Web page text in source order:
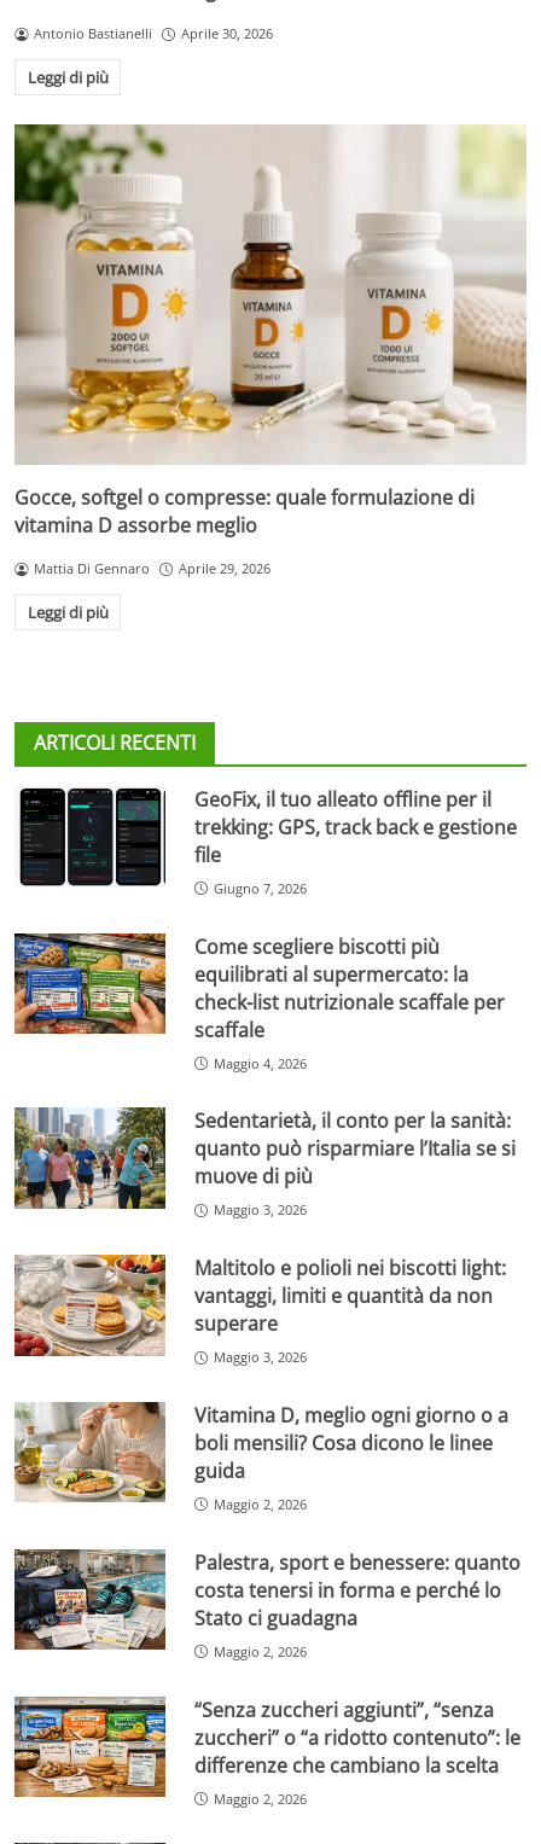
Antonio Bastianelli Aprile 30, 2026
Leggi di più
Gocce, softgel o compresse: quale formulazione di
vitamina D assorbe meglio
Mattia Di Gennaro Aprile 29, 2026
Leggi di più
ARTICOLI RECENTI
GeoFix, il tuo alleato offline per il
trekking: GPS, track back e gestione
file
Giugno 7, 2026
Come scegliere biscotti più
equilibrati al supermercato: la
check-list nutrizionale scaffale per
scaffale
Maggio 4, 2026
Sedentarietà, il conto per la sanità:
quanto può risparmiare l’Italia se si
muove di più
Maggio 3, 2026
Maltitolo e polioli nei biscotti light:
vantaggi, limiti e quantità da non
superare
Maggio 3, 2026
Vitamina D, meglio ogni giorno o a
boli mensili? Cosa dicono le linee
guida
Maggio 2, 2026
Palestra, sport e benessere: quanto
costa tenersi in forma e perché lo
Stato ci guadagna
Maggio 2, 2026
“Senza zuccheri aggiunti”, “senza
zuccheri” o “a ridotto contenuto”: le
differenze che cambiano la scelta
Maggio 2, 2026